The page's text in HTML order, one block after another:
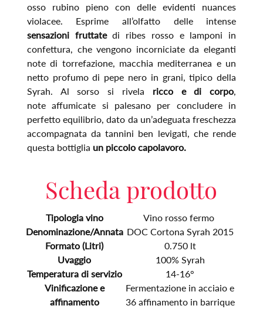
osso rubino pieno con delle evidenti nuances
violacee. Esprime all’olfatto delle intense
sensazioni fruttatedi ribes rosso e lamponi in
confettura, che vengono incorniciate da eleganti
note di torrefazione, macchia mediterranea e un
netto profumo di pepe nero in grani, tipico della
Syrah. Al sorso si rivela ricco e di corpo
note affumicate si palesano per concludere in
perfetto equilibrio, dato da un’adeguata freschezza
accompagnata da tannini ben levigati, che rende
questa bottiglia un piccolo capolavoro.
Scheda prodotto
Tipologia vino
Vino rosso fermo
Denominazione/Annata DOC Cortona Syrah 2015
Formato (Litri)
0.750 lt
Uvaggio
100% Syrah
Temperatura di servizio
14-16°
Vinificazione e
affinamento
Fermentazione in acciaio e
36 affinamento in barrique